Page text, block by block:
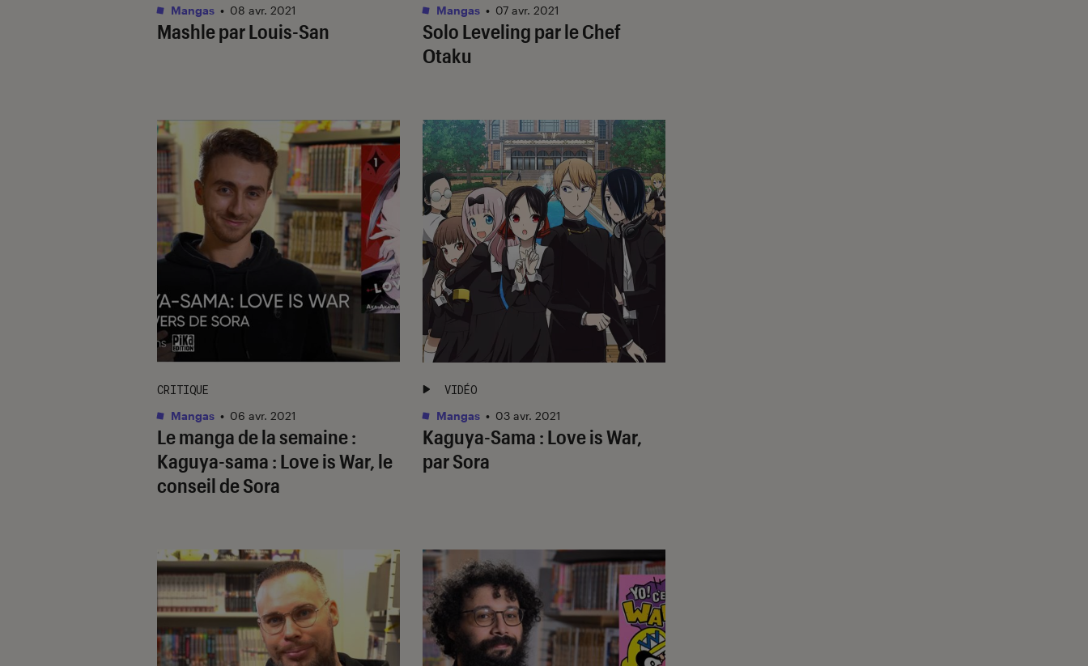
Mashle par Louis-San
Mangas • 08 avr. 2021
Solo Leveling par le Chef
Otaku
Mangas • 07 avr. 2021
Le manga de la semaine :
Kaguya-sama : Love is War, le
conseil de Sora
CRITIQUE
Mangas • 06 avr. 2021
Kaguya-Sama : Love is War,
par Sora
VIDÉO
Mangas • 03 avr. 2021